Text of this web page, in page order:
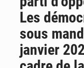
Les
sous
janvier